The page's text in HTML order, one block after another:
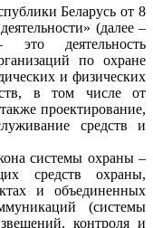
Беларусь от 8
(далее –
это деятельность
по охране
и физических
в том числе от
проектирование,
средств и
системы охраны –
средств охраны,
и объединенных
(системы
контроля и